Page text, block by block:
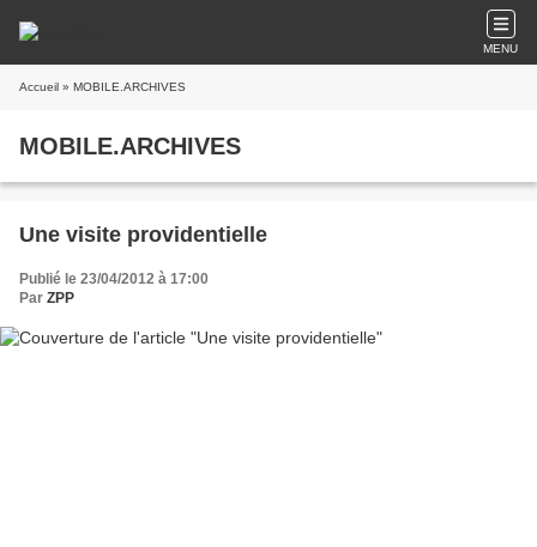
MENU
Accueil » MOBILE.ARCHIVES
MOBILE.ARCHIVES
Une visite providentielle
Publié le 23/04/2012 à 17:00
Par ZPP